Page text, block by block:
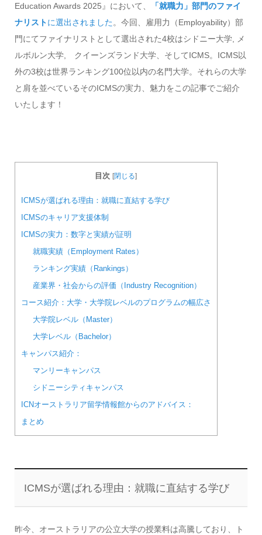
Education Awards 2025』において、
「就職力」部門のファイ
ナリストに選出されました。今回、雇用力（Employability）部
門にてファイナリストとして選出された4校はシドニー大学, メ
ルボルン大学, クイーンズランド大学、そしてICMS。ICMS以
外の3校は世界ランキング100位以内の名門大学。それらの大学
と肩を並べているそのICMSの実力、魅力をこの記事でご紹介
いたします！
目次 [閉じる]
ICMSが選ばれる理由：就職に直結する学び
ICMSのキャリア支援体制
ICMSの実力：数字と実績が証明
就職実績（Employment Rates）
ランキング実績（Rankings）
産業界・社会からの評価（Industry Recognition）
コース紹介：大学・大学院レベルのプログラムの幅広さ
大学院レベル（Master）
大学レベル（Bachelor）
キャンパス紹介：
マンリーキャンパス
シドニーシティキャンパス
ICNオーストラリア留学情報館からのアドバイス：
まとめ
ICMSが選ばれる理由：就職に直結する学び
昨今、オーストラリアの公立大学の授業料は高騰しており、ト